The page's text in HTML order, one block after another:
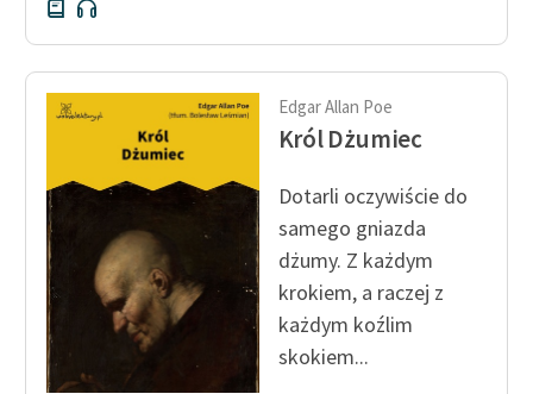
Feministyczne inspiracje.
skandynawskiej literatury
feministycznej
Ręce pełne poezji
Kolekcje edukacyjne
twórców przechodzących
do domeny publicznej,
lektur szkolnych oraz
Starego Testamentu
Odkurzamy bohaterów
Edgar Allan Poe
Król Dżumiec
Dotarli oczywiście do
samego gniazda
dżumy. Z każdym
krokiem, a raczej z
każdym koźlim
skokiem...